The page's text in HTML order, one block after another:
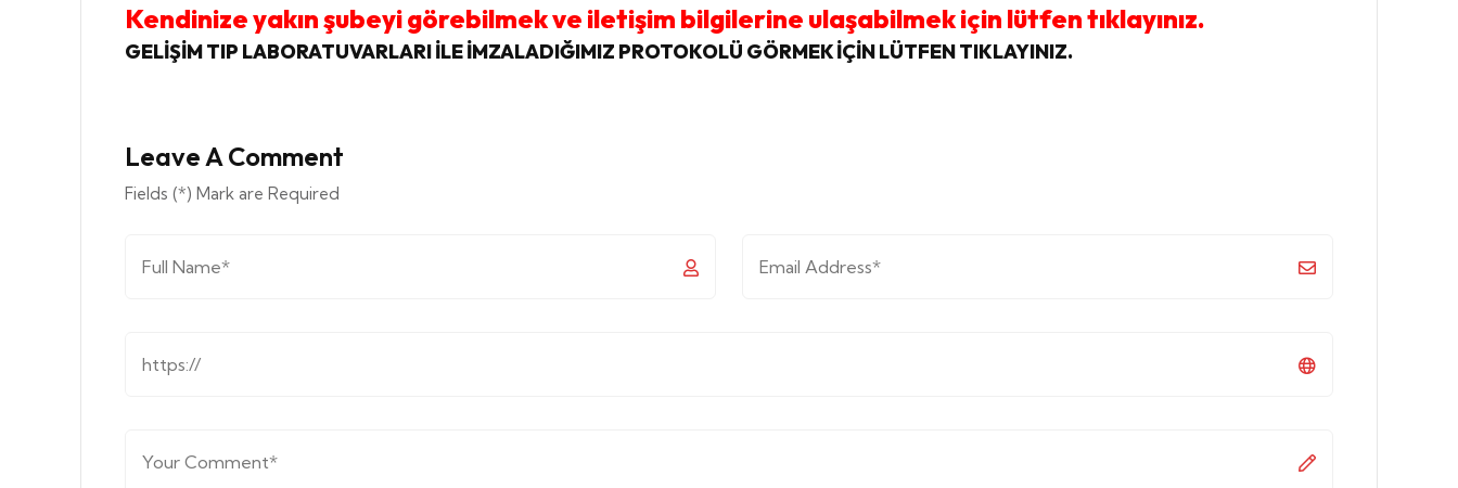
Kendinize yakın şubeyi görebilmek ve iletişim bilgilerine ulaşabilmek için lütfen tıklayınız.
GELİŞİM TIP LABORATUVARLARI İLE İMZALADIĞIMIZ PROTOKOLÜ GÖRMEK İÇİN LÜTFEN TIKLAYINIZ.
Leave A Comment
Fields (*) Mark are Required